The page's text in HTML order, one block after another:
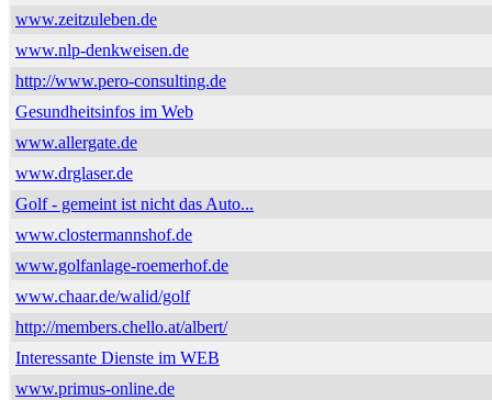
www.zeitzuleben.de
www.nlp-denkweisen.de
http://www.pero-consulting.de
Gesundheitsinfos im Web
www.allergate.de
www.drglaser.de
Golf - gemeint ist nicht das Auto...
www.clostermannshof.de
www.golfanlage-roemerhof.de
www.chaar.de/walid/golf
http://members.chello.at/albert/
Interessante Dienste im WEB
www.primus-online.de